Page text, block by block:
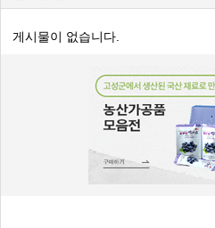
게시물이 없습니다.